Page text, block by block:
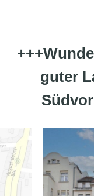
guter